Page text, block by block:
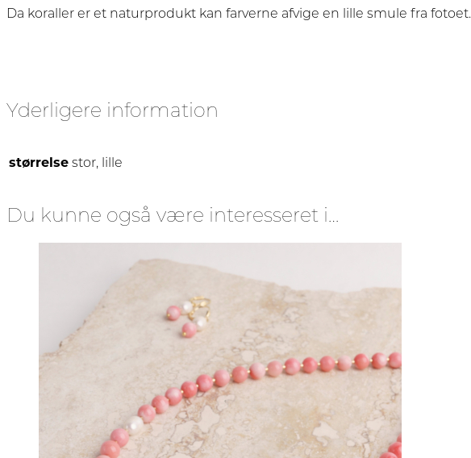
Da koraller er et naturprodukt kan farverne afvige en lille smule fra fotoet.
Yderligere information
størrelsestor, lille
Du kunne også være interesseret i…